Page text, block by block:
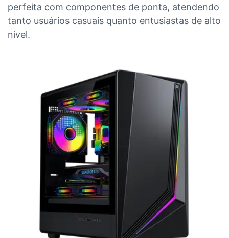
perfeita com componentes de ponta, atendendo
tanto usuários casuais quanto entusiastas de alto
nível.